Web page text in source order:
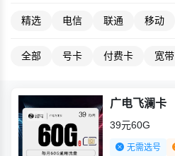
精选 电信 联通 移动
全部 号卡 付费卡 宽带
广电飞澜卡
39元60G
无需选号